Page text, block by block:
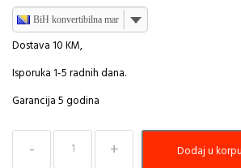
BiH konvertibilna marka
Dostava 10 KM,
Isporuka 1-5 radnih dana.
Garancija 5 godina
Baterija
Dodaj u korpu